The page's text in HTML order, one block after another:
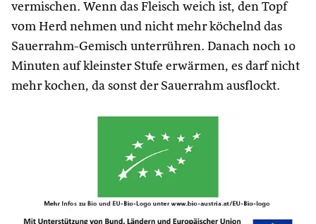
vermischen. Wenn das Fleisch weich ist, den Topf
vom Herd nehmen und nicht mehr köchelnd das
Sauerrahm-Gemisch unterrühren. Danach noch 10
Minuten auf kleinster Stufe erwärmen, es darf nicht
mehr kochen, da sonst der Sauerrahm ausflockt.